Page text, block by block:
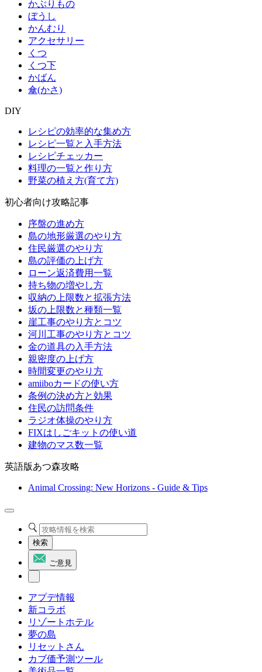
かぶりもの
ぼうし
かんむり
アクセサリー
くつ
くつ下
かばん
傘(かさ)
DIY
レシピの効率的な集め方
レシピ一覧と入手方法
レシピチェッカー
料理の一覧と作り方
野菜の植え方(育て方)
初心者向け攻略記事
序盤の進め方
島の地形厳選のやり方
住民厳選のやり方
島の評価の上げ方
ローン返済費用一覧
持ち物の増やし方
収納の上限数と拡張方法
坂の上限数と種類一覧
崖工事のやり方とコツ
河川工事のやり方とコツ
金の道具の入手方法
親密度の上げ方
時間変更のやり方
amiiboカードの使い方
条例の決め方と効果
住民の訪問条件
ラジオ体操のやり方
FIXはしごキットの使い道
建物のマス数一覧
英語版あつ森攻略
Animal Crossing: New Horizons - Guide & Tips
検索
ご意見
アプデ情報
新コラボ
リゾートホテル
夢の島
リセットさん
カブ価予測ツール